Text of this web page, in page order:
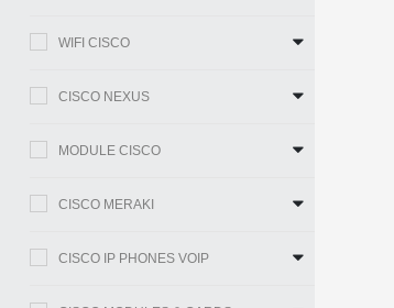
WIFI CISCO
CISCO NEXUS
MODULE CISCO
CISCO MERAKI
CISCO IP PHONES VOIP